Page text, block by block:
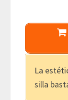
La
silla